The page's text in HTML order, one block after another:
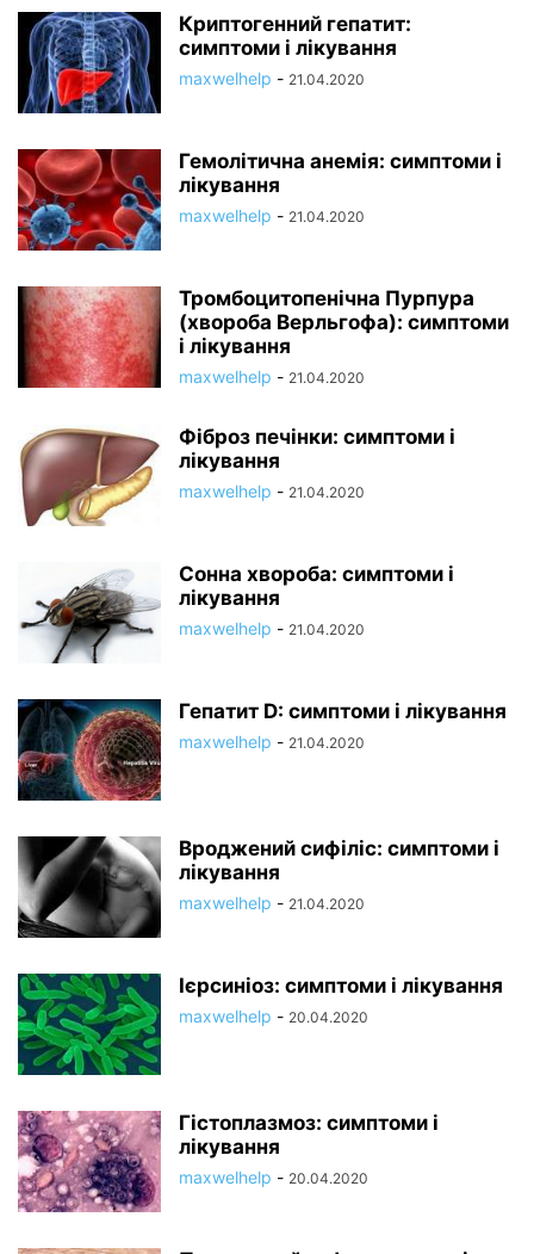
Криптогенний гепатит:
симптоми і лікування
maxwelhelp - 21.04.2020
Гемолітична анемія: симптоми і
лікування
maxwelhelp - 21.04.2020
Тромбоцитопенічна Пурпура
(хвороба Верльгофа): симптоми
і лікування
maxwelhelp - 21.04.2020
Фіброз печінки: симптоми і
лікування
maxwelhelp - 21.04.2020
Сонна хвороба: симптоми і
лікування
maxwelhelp - 21.04.2020
Гепатит D: симптоми і лікування
maxwelhelp - 21.04.2020
Вроджений сифіліс: симптоми і
лікування
maxwelhelp - 21.04.2020
Ієрсиніоз: симптоми і лікування
maxwelhelp - 20.04.2020
Гістоплазмоз: симптоми і
лікування
maxwelhelp - 20.04.2020